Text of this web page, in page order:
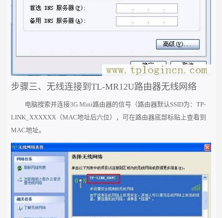
步骤三、无线连接到TL-MR12U路由器无线网络
电脑搜索并连接3G Mini路由器的信号（路由器默认SSID为：TP-
LINK_XXXXXX（MAC地址后六位），可在路由器底部标贴上查看到
MAC地址。